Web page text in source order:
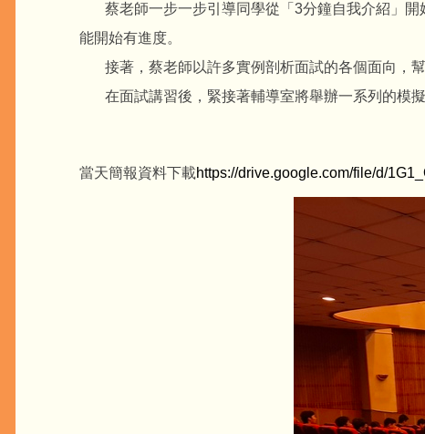
蔡老師一步一步引導同學從「3分鐘自我介紹」開
能開始有進度。
接著，蔡老師以許多實例剖析面試的各個面向，幫
在面試講習後，緊接著輔導室將舉辦一系列的模擬
當天簡報資料下載https://drive.google.com/file/d/